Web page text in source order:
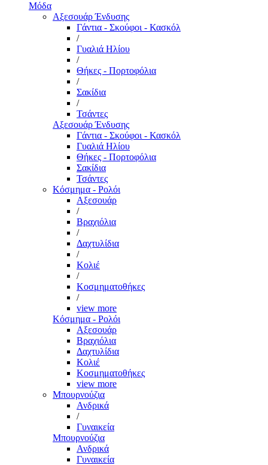
Μόδα
Αξεσουάρ Ένδυσης
Γάντια - Σκούφοι - Κασκόλ
/
Γυαλιά Ηλίου
/
Θήκες - Πορτοφόλια
/
Σακίδια
/
Τσάντες
Αξεσουάρ Ένδυσης
Γάντια - Σκούφοι - Κασκόλ
Γυαλιά Ηλίου
Θήκες - Πορτοφόλια
Σακίδια
Τσάντες
Κόσμημα - Ρολόι
Αξεσουάρ
/
Βραχιόλια
/
Δαχτυλίδια
/
Κολιέ
/
Κοσμηματοθήκες
/
view more
Κόσμημα - Ρολόι
Αξεσουάρ
Βραχιόλια
Δαχτυλίδια
Κολιέ
Κοσμηματοθήκες
view more
Μπουρνούζια
Ανδρικά
/
Γυναικεία
Μπουρνούζια
Ανδρικά
Γυναικεία